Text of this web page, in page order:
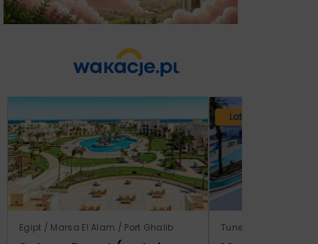
Egipt / Marsa El Alam / Port Ghalib
Lato 2026
Tunezja / Monastir